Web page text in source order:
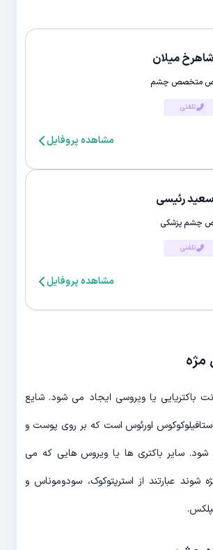
میلان
متخصص چشم
تلفنی
مشاهده پروفایل
رئیسی
چشم پزشکی
تلفنی
مشاهده پروفایل
مژه
باکتریایی یا ویروسی ایجاد می شود. شایع
اورئوس است که بر روی پوست و
سایر باکتری ها یا ویروس هایی که می
شوند عبارتند از استرپتوکوک، سودوموناس و